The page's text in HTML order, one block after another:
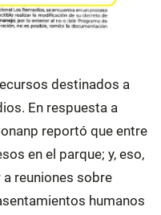
destinados a
En respuesta a
reportó que entre
en el parque; y, eso,
reuniones sobre
humanos